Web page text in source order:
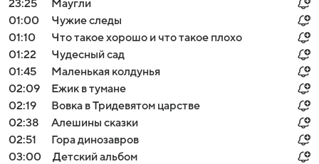
23:25
Маугли
01:00
Чужие следы
01:10
Что такое хорошо и что такое плохо
01:22
Чудесный сад
01:45
Маленькая колдунья
02:09
Ежик в тумане
02:19
Вовка в Тридевятом царстве
02:38
Алешины сказки
02:51
Гора динозавров
03:00
Детский альбом